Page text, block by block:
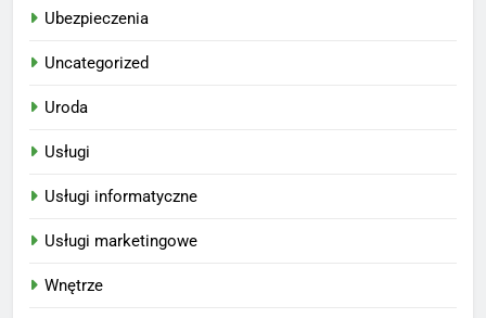
Ubezpieczenia
Uncategorized
Uroda
Usługi
Usługi informatyczne
Usługi marketingowe
Wnętrze